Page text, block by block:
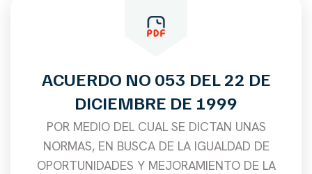
ACUERDO NO 053 DEL 22 DE
DICIEMBRE DE 1999
POR MEDIO DEL CUAL SE DICTAN UNAS
NORMAS, EN BUSCA DE LA IGUALDAD DE
OPORTUNIDADES Y MEJORAMIENTO DE LA